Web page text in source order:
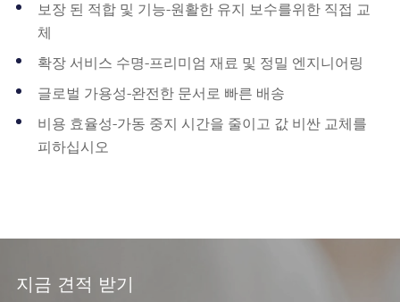
보장 된 적합 및 기능-원활한 유지 보수를위한 직접 교
체
확장 서비스 수명-프리미엄 재료 및 정밀 엔지니어링
글로벌 가용성-완전한 문서로 빠른 배송
비용 효율성-가동 중지 시간을 줄이고 값 비싼 교체를
피하십시오
지금 견적 받기